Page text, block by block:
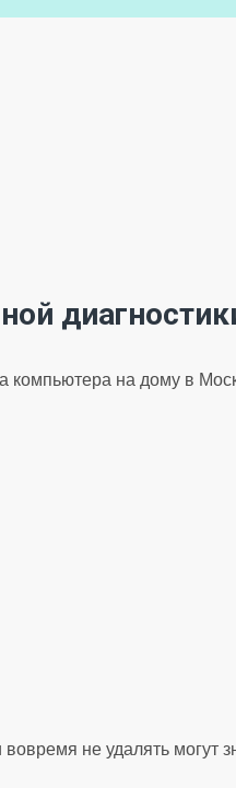
не удалять могут